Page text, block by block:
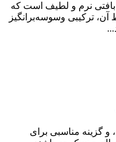
بافتی نرم و لطیف است که
ترکیبی وسوسه‌برانگیز
و گزینه مناسبی برای